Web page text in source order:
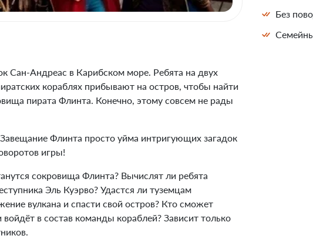
Без
Сан-Андреас в Карибском море. Ребята на двух
кораблях прибывают на остров, чтобы найти
пирата Флинта. Конечно, этому совсем не рады
Флинта просто уйма интригующих загадок
игры!
сокровища Флинта? Вычислят ли ребята
Эль Куэрво? Удастся ли туземцам
вулкана и спасти свой остров? Кто сможет
войдёт в состав команды кораблей? Зависит только